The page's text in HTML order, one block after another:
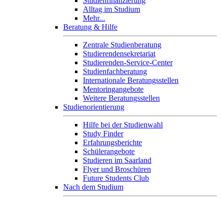
Alltag im Studium
Mehr...
Beratung & Hilfe
Zentrale Studienberatung
Studierendensekretariat
Studierenden-Service-Center
Studienfachberatung
Internationale Beratungsstellen
Mentoringangebote
Weitere Beratungsstellen
Studienorientierung
Hilfe bei der Studienwahl
Study Finder
Erfahrungsberichte
Schülerangebote
Studieren im Saarland
Flyer und Broschüren
Future Students Club
Nach dem Studium